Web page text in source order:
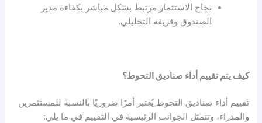
نجاح الاستثمار مرتبط بشكل مباشر بكفاءة مدير
الصندوق وفريقه التحليلي.
كيف يتم تقييم أداء صناديق التحوط؟
تقييم أداء صناديق التحوط يُعتبر أمرًا ضروريًا بالنسبة للمستثمرين
والمدراء، وتتمثل الجوانب الرئيسية في التقييم في ما يلي: